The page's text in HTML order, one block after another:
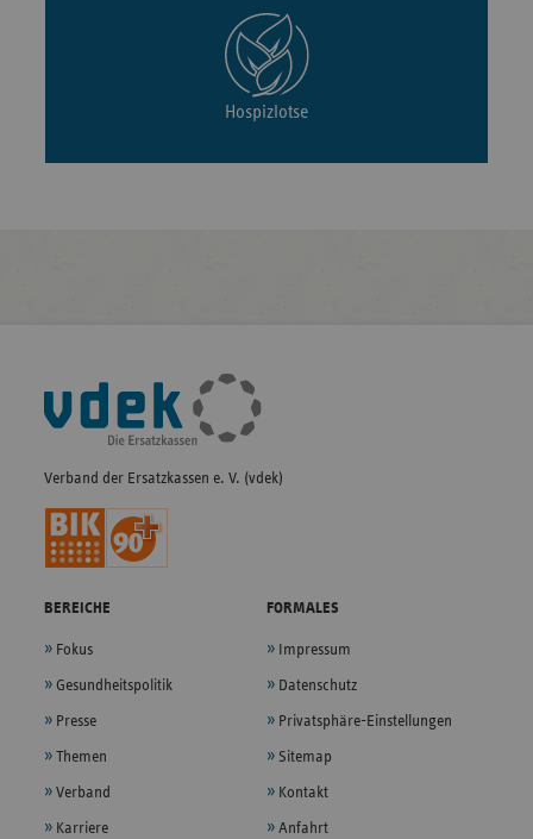
Hospizlotse
Fußleisten-
Navigation
Verband der Ersatzkassen e. V. (vdek)
BEREICHE
Fokus
Gesundheitspolitik
Presse
Themen
Verband
Karriere
FORMALES
Impressum
Datenschutz
Privatsphäre-Einstellungen
Sitemap
Kontakt
Anfahrt